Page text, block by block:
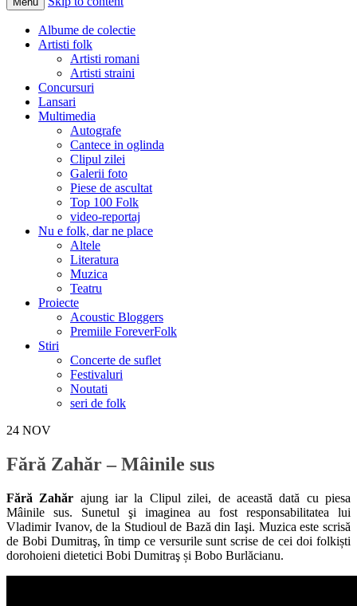
Albume de colectie
Artisti folk
Artisti romani
Artisti straini
Concursuri
Lansari
Multimedia
Autografe
Cantece in oglinda
Clipul zilei
Galerii foto
Piese de ascultat
Top 100 Folk
video-reportaj
Nu e folk, dar ne place
Altele
Literatura
Muzica
Teatru
Proiecte
Acoustic Bloggers
Premiile ForeverFolk
Stiri
Concerte de suflet
Festivaluri
Noutati
seri de folk
24 NOV
Fără Zahăr – Mâinile sus
Fără Zahăr ajung iar la Clipul zilei, de această dată cu piesa
Mâinile sus. Sunetul şi imaginea au fost responsabilitatea lui
Vladimir Ivanov, de la Studioul de Bază din Iaşi. Muzica este scrisă
de Bobi Dumitraş, în timp ce versurile sunt scrise de cei doi folkiști
dorohoieni dietetici Bobi Dumitraş și Bobo Burlăcianu.